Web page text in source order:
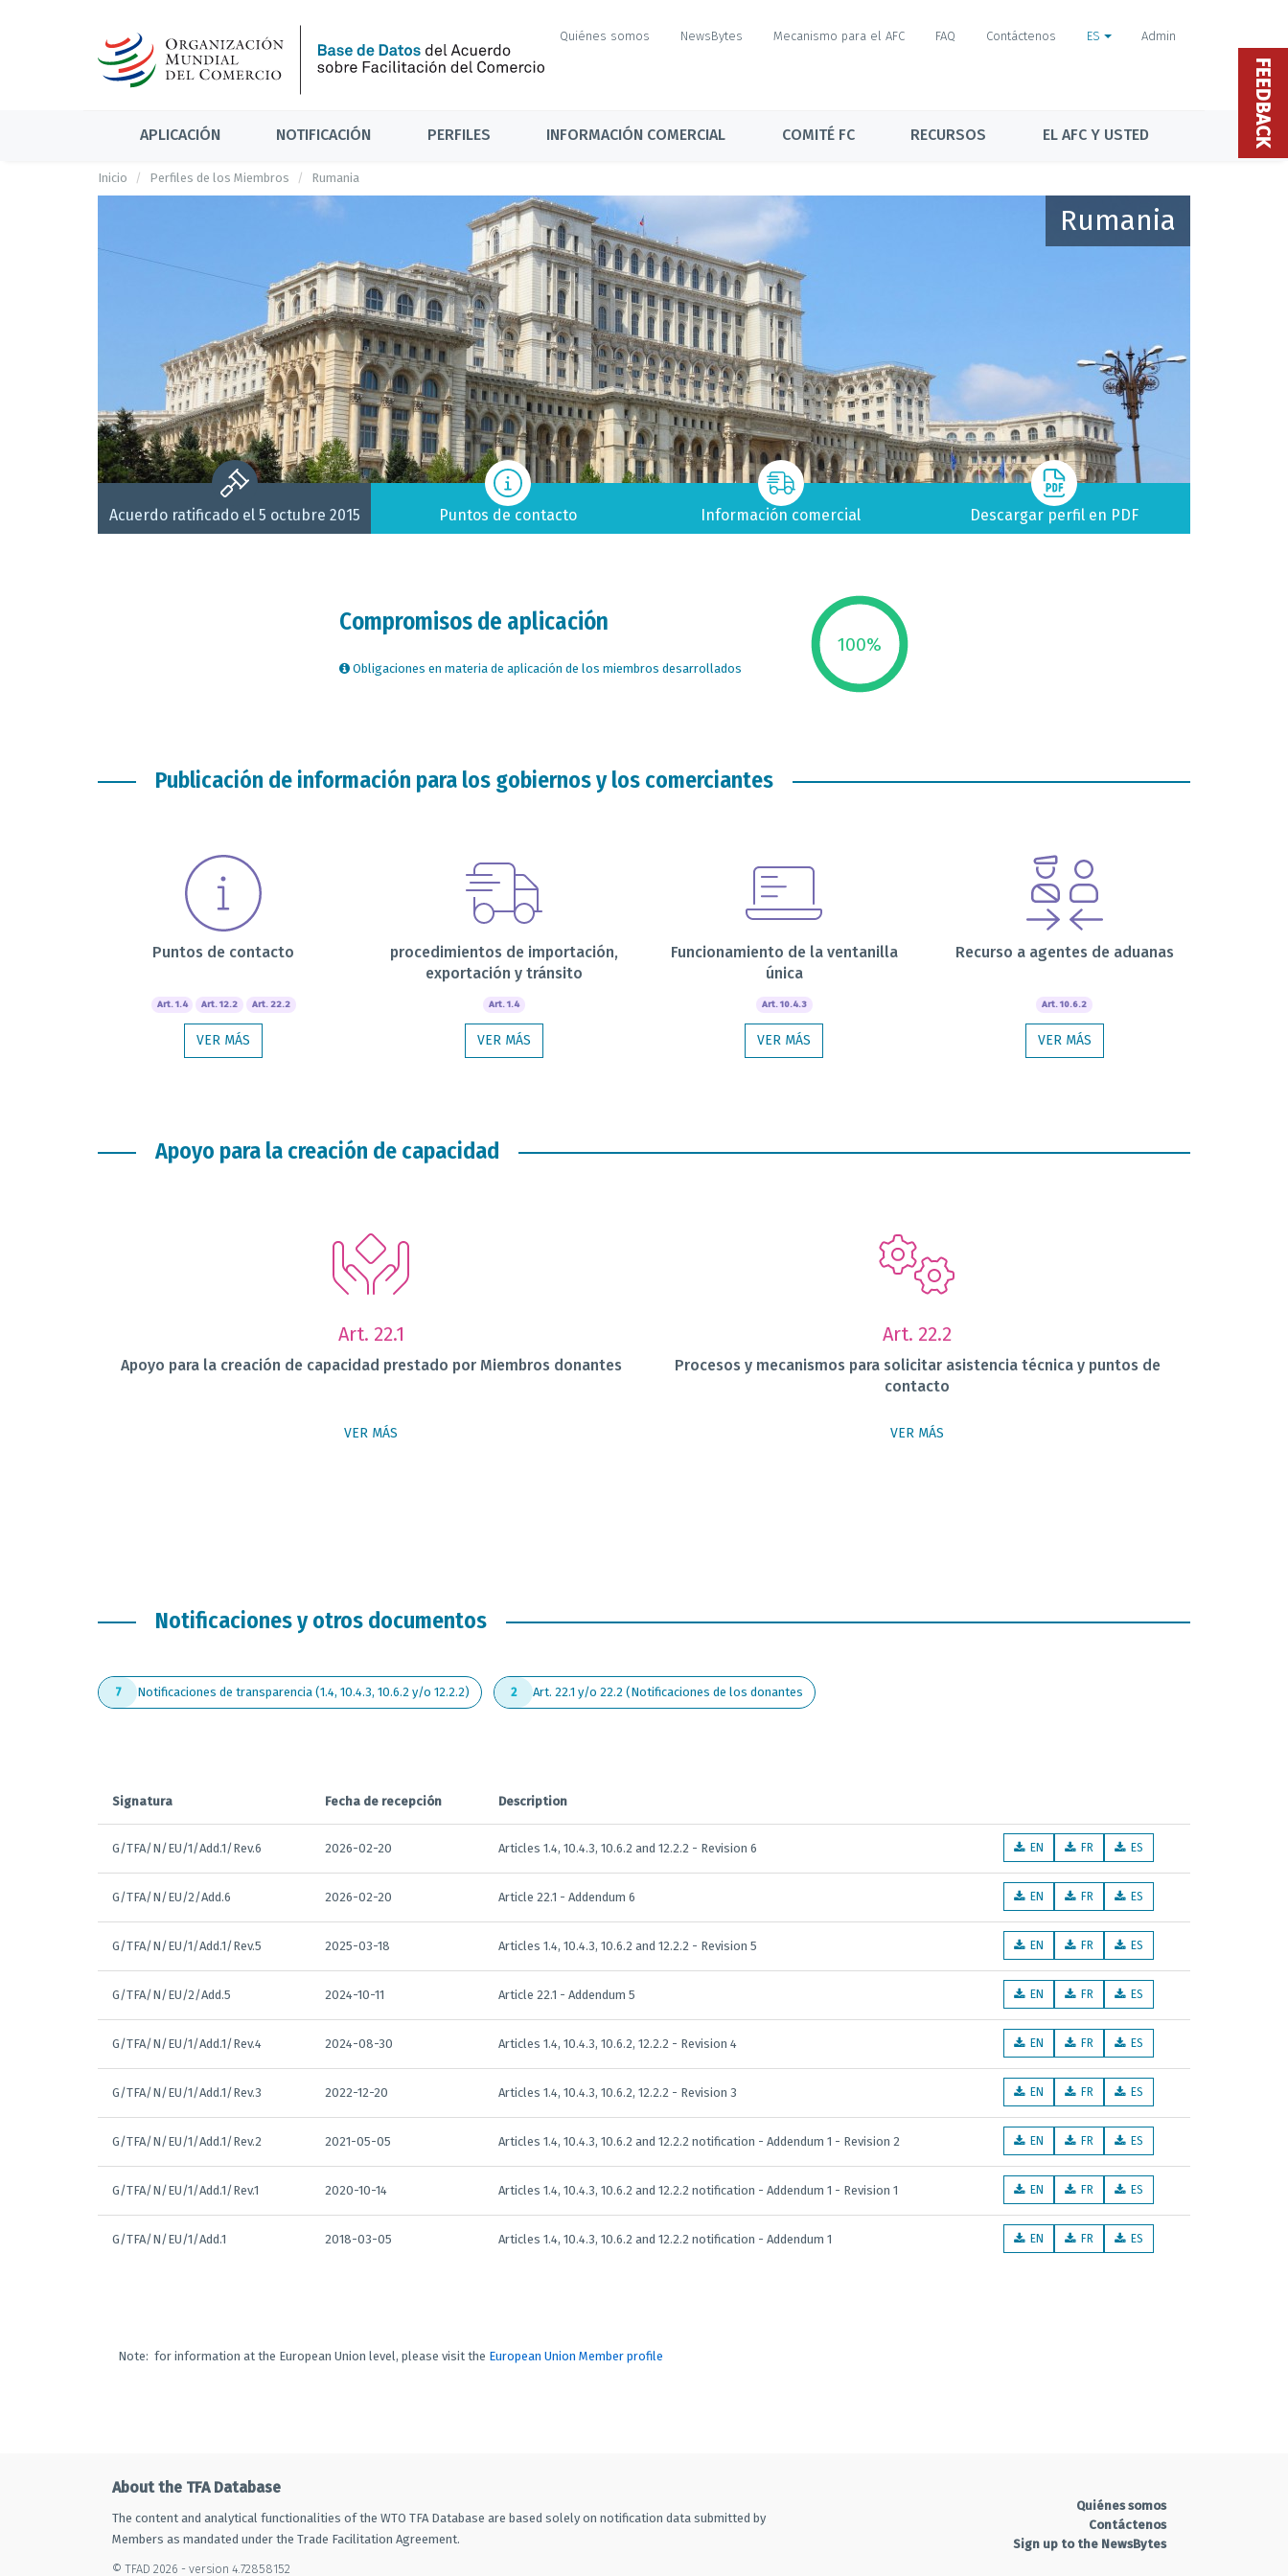
Quiénes somos NewsBytes Mecanismo para el AFC FAQ Contáctenos ES Admin
APLICACIÓN NOTIFICACIÓN PERFILES INFORMACIÓN COMERCIAL COMITÉ FC RECURSOS EL AFC Y USTED
Inicio Perfiles de los Miembros Rumania
Rumania
Acuerdo ratificado el 5 octubre 2015 Puntos de contacto Información comercial Descargar perfil en PDF
Compromisos de aplicación
Obligaciones en materia de aplicación de los miembros desarrollados
100%
Publicación de información para los gobiernos y los comerciantes
Puntos de contacto
Art. 1.4 Art. 12.2 Art. 22.2
VER MÁS
procedimientos de importación,
exportación y tránsito
Art. 1.4
VER MÁS
Funcionamiento de la ventanilla
única
Art. 10.4.3
VER MÁS
Recurso a agentes de aduanas
Art. 10.6.2
VER MÁS
Apoyo para la creación de capacidad
Art. 22.1
Apoyo para la creación de capacidad prestado por Miembros donantes
VER MÁS
Art. 22.2
Procesos y mecanismos para solicitar asistencia técnica y puntos de
contacto
VER MÁS
Notificaciones y otros documentos
7 Notificaciones de transparencia (1.4, 10.4.3, 10.6.2 y/o 12.2.2) 2 Art. 22.1 y/o 22.2 (Notificaciones de los donantes
Signatura Fecha de recepción Description
G/TFA/N/EU/1/Add.1/Rev.6 2026-02-20 Articles 1.4, 10.4.3, 10.6.2 and 12.2.2 - Revision 6 EN FR ES
G/TFA/N/EU/2/Add.6 2026-02-20 Article 22.1 - Addendum 6 EN FR ES
G/TFA/N/EU/1/Add.1/Rev.5 2025-03-18 Articles 1.4, 10.4.3, 10.6.2 and 12.2.2 - Revision 5 EN FR ES
G/TFA/N/EU/2/Add.5 2024-10-11 Article 22.1 - Addendum 5 EN FR ES
G/TFA/N/EU/1/Add.1/Rev.4 2024-08-30 Articles 1.4, 10.4.3, 10.6.2, 12.2.2 - Revision 4 EN FR ES
G/TFA/N/EU/1/Add.1/Rev.3 2022-12-20 Articles 1.4, 10.4.3, 10.6.2, 12.2.2 - Revision 3 EN FR ES
G/TFA/N/EU/1/Add.1/Rev.2 2021-05-05 Articles 1.4, 10.4.3, 10.6.2 and 12.2.2 notification - Addendum 1 - Revision 2 EN FR ES
G/TFA/N/EU/1/Add.1/Rev.1 2020-10-14 Articles 1.4, 10.4.3, 10.6.2 and 12.2.2 notification - Addendum 1 - Revision 1 EN FR ES
G/TFA/N/EU/1/Add.1 2018-03-05 Articles 1.4, 10.4.3, 10.6.2 and 12.2.2 notification - Addendum 1 EN FR ES
Note: for information at the European Union level, please visit the European Union Member profile
About the TFA Database
The content and analytical functionalities of the WTO TFA Database are based solely on notification data submitted by
Members as mandated under the Trade Facilitation Agreement.
© TFAD 2026 - version 4.72858152
Quiénes somos
Contáctenos
Sign up to the NewsBytes
FEEDBACK